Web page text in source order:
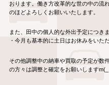
おります。働き方改革的な世の中の流
のほどよろしくお願いいたします。
また、田中の個人的な外出予定につきま
・今月も基本的に土日はお休みをいた
その他調整中の納車や買取の予定が数
の方々は調整と確定をお願いします